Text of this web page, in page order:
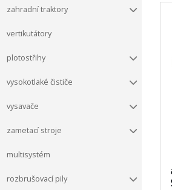
zahradní traktory
vertikutátory
plotostřihy
vysokotlaké čističe
vysavače
zametací stroje
multisystém
rozbrušovací pily